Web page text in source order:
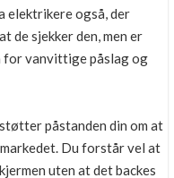
elektrikere også, der
de sjekker den, men er
for vanvittige påslag og
påstanden din om at
Du forstår vel at
uten at det backes